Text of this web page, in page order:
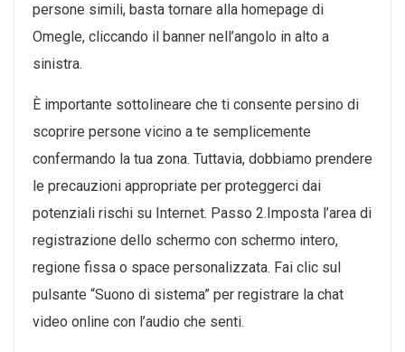
persone simili, basta tornare alla homepage di
Omegle, cliccando il banner nell’angolo in alto a
sinistra.
È importante sottolineare che ti consente persino di
scoprire persone vicino a te semplicemente
confermando la tua zona. Tuttavia, dobbiamo prendere
le precauzioni appropriate per proteggerci dai
potenziali rischi su Internet. Passo 2.Imposta l’area di
registrazione dello schermo con schermo intero,
regione fissa o space personalizzata. Fai clic sul
pulsante “Suono di sistema” per registrare la chat
video online con l’audio che senti.